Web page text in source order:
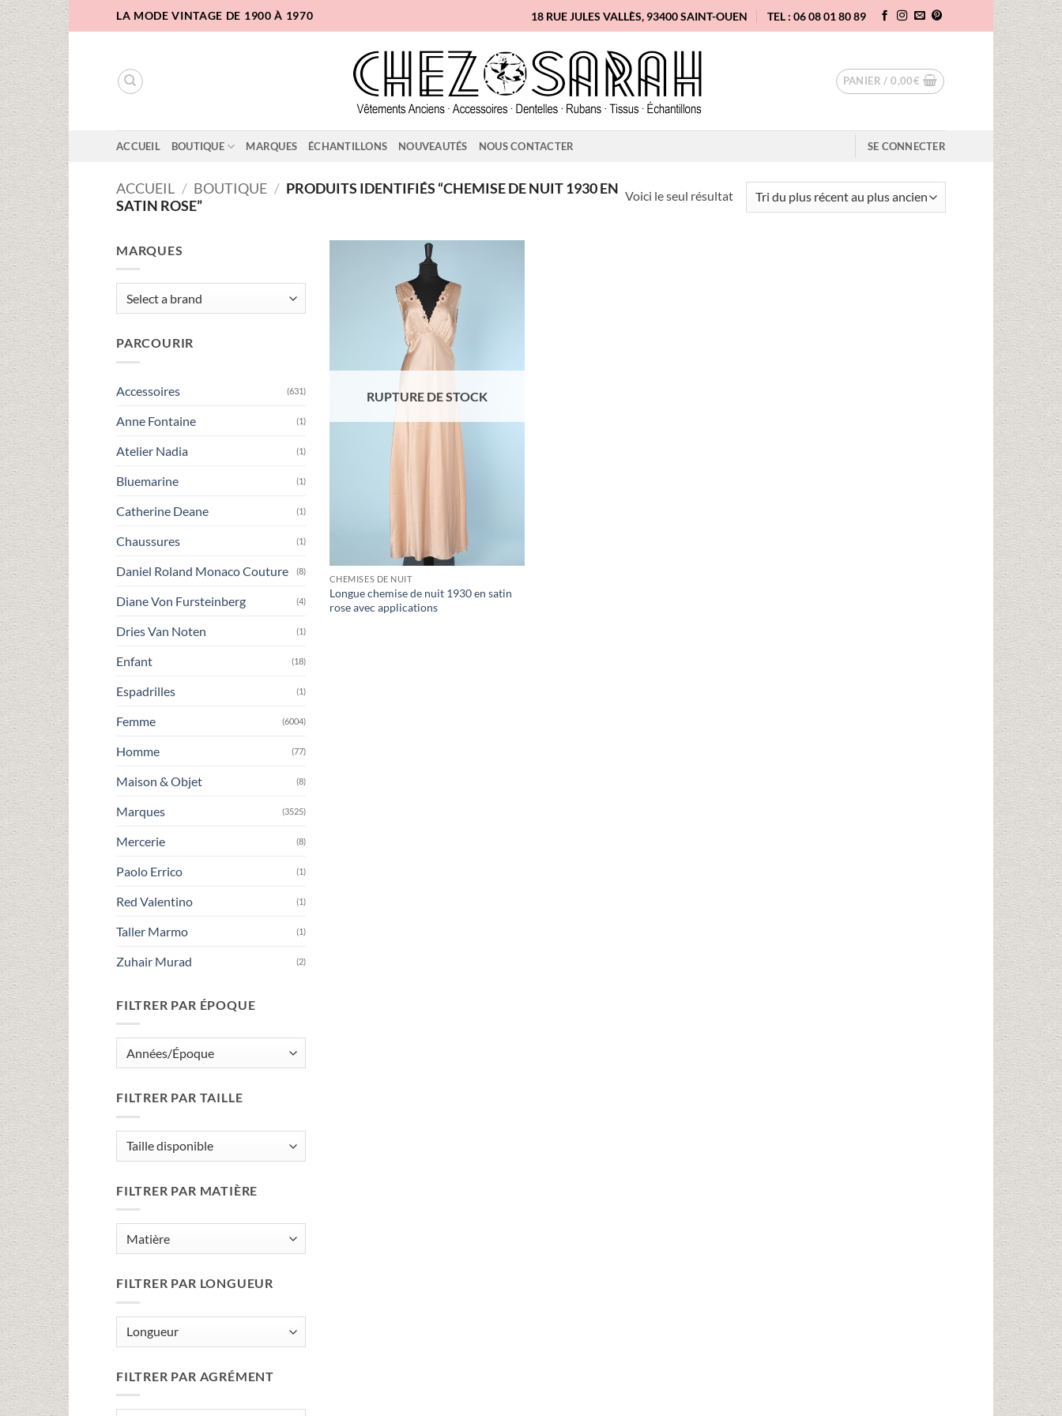
au
LA MODE VINTAGE DE 1900 À 1970 18 RUE JULES VALLÈS, 93400 SAINT-OUEN TEL : 06 08 01 80 89
PANIER /0,00€
ACCUEIL BOUTIQUE MARQUES ÉCHANTILLONS NOUVEAUTÉS NOUS CONTACTER SE CONNECTER
ACCUEIL / BOUTIQUE / PRODUITS IDENTIFIÉS “CHEMISE DE NUIT 1930 EN
SATIN ROSE”
Voici le seul résultat
MARQUES
PARCOURIR
Accessoires (631)
Anne Fontaine (1)
Atelier Nadia (1)
Bluemarine (1)
Catherine Deane (1)
Chaussures (1)
Daniel Roland Monaco Couture (8)
Diane Von Fursteinberg (4)
Dries Van Noten (1)
Enfant (18)
Espadrilles (1)
Femme (6004)
Homme (77)
Maison & Objet (8)
Marques (3525)
Mercerie (8)
Paolo Errico (1)
Red Valentino (1)
Taller Marmo (1)
Zuhair Murad (2)
FILTRER PAR ÉPOQUE
FILTRER PAR TAILLE
FILTRER PAR MATIÈRE
FILTRER PAR LONGUEUR
FILTRER PAR AGRÉMENT
RUPTURE DE STOCK
CHEMISES DE NUIT
Longue chemise de nuit 1930 en satin
rose avec applications